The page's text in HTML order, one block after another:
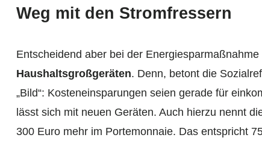
Weg mit den Stromfressern
Entscheidend aber bei der Energiesparmaßnahme
Haushaltsgroßgeräten. Denn, betont die
„Bild“: Kosteneinsparungen seien gerade für
lässt sich mit neuen Geräten. Auch hierzu nennt
300 Euro mehr im Portemonnaie. Das entspricht